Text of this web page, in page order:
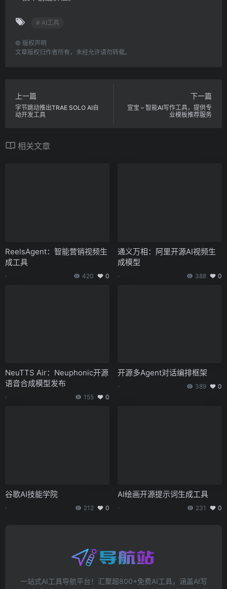
# AI工具
© 版权声明
文章版权归作者所有，未经允许请勿转载。
上一篇
字节跳动推出TRAE SOLO AI自
动开发工具
下一篇
宣宝 – 智能AI写作工具，提供专
业模板推荐服务
相关文章
ReelsAgent：智能营销视频生
成工具
420 0
通义万相：阿里开源AI视频生
成模型
388 0
NeuTTS Air：Neuphonic开源
语音合成模型发布
155 0
开源多Agent对话编排框架
389 0
谷歌AI技能学院
212 0
AI绘画开源提示词生成工具
231 0
一站式AI工具导航平台！汇聚超800+免费AI工具，涵盖AI写